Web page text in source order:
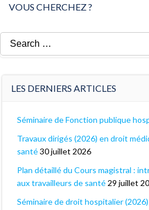
VOUS CHERCHEZ ?
Search
for:
LES DERNIERS ARTICLES
Séminaire de Fonction publique
Travaux dirigés (2026) en droit
santé30 juillet 2026
Plan détaillé du Cours magistral :
aux travailleurs de santé 29 juillet
Séminaire de droit hospitalier (2026)